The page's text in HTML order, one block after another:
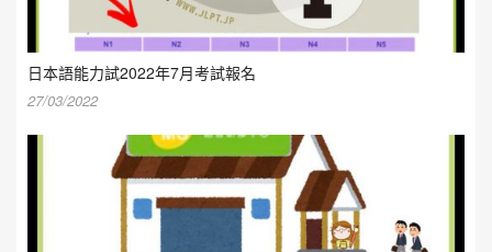
日本語能力試2022年7月考試報名
27/03/2022